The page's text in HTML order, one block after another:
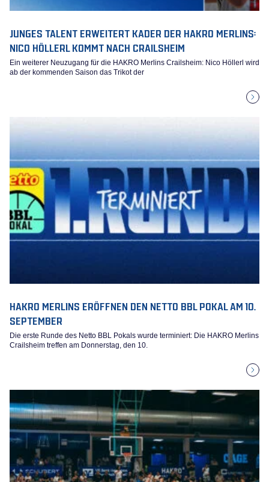
JUNGES TALENT ERWEITERT KADER DER HAKRO MERLINS:
NICO HÖLLERL KOMMT NACH CRAILSHEIM
Ein weiterer Neuzugang für die HAKRO Merlins Crailsheim: Nico Höllerl wird
ab der kommenden Saison das Trikot der
HAKRO MERLINS ERÖFFNEN DEN NETTO BBL POKAL AM 10.
SEPTEMBER
Die erste Runde des Netto BBL Pokals wurde terminiert: Die HAKRO Merlins
Crailsheim treffen am Donnerstag, den 10.